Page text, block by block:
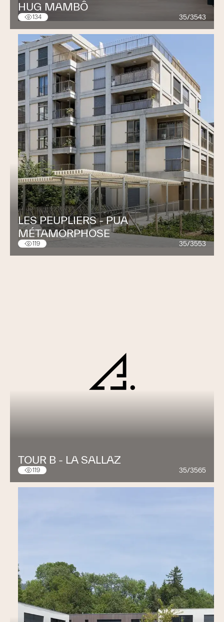
HUG MAMBÔ
134 35/3543
LES PEUPLIERS - PUA
MÉTAMORPHOSE
119 35/3553
TOUR B - LA SALLAZ
119 35/3565